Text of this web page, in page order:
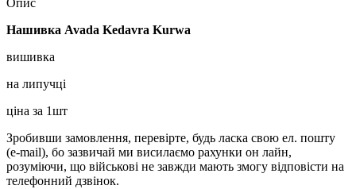
Опис
Нашивка Avada Kedavra Kurwa
вишивка
на липучці
ціна за 1шт
Зробивши замовлення, перевірте, будь ласка свою ел. пошту
(e-mail), бо зазвичай ми висилаємо рахунки он лайн,
розуміючи, що військові не завжди мають змогу відповісти на
телефонний дзвінок.